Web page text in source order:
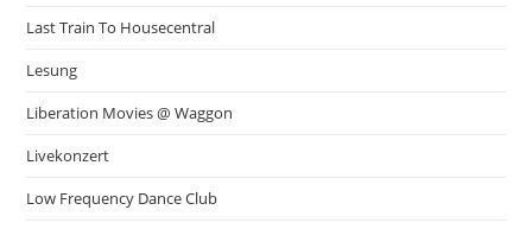
Last Train To Housecentral
Lesung
Liberation Movies @ Waggon
Livekonzert
Low Frequency Dance Club